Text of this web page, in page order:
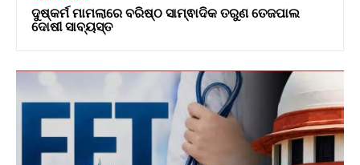
ଦୁଷ୍କର୍ମ ମାମଲାରେ ବରିଷ୍ଠ ସାମ୍ଵାଦିକ ତରୁଣ ତେଜପାଲ
ଦୋଷୀ ସାବ୍ୟସ୍ତ